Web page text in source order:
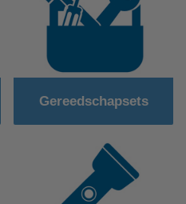
Gereedschapsets